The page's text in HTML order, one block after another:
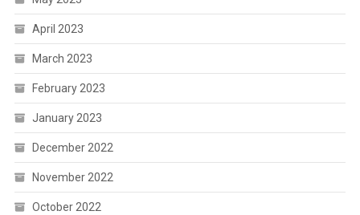
April 2023
March 2023
February 2023
January 2023
December 2022
November 2022
October 2022